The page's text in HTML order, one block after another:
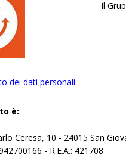
Il
dei dati personali
è:
Ceresa, 10 - 24015 San
- R.E.A.: 421708